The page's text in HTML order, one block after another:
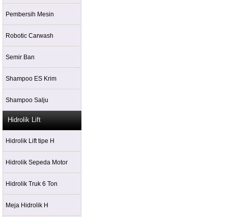
Pembersih Mesin
Robotic Carwash
Semir Ban
Shampoo ES Krim
Shampoo Salju
Hidrolik Lift
Hidrolik Lift tipe H
Hidrolik Sepeda Motor
Hidrolik Truk 6 Ton
Meja Hidrolik H